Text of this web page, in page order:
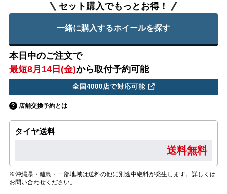
セット購入でもっとお得！
一緒に購入するホイールを探す
本日中のご注文で
最短8月14日(金)から取付予約可能
全国4000店で対応可能
店舗交換予約とは
タイヤ送料
送料無料
※沖縄県・離島・一部地域は送料の他に別途中継料が発生します。詳しくは
お問い合わせください。